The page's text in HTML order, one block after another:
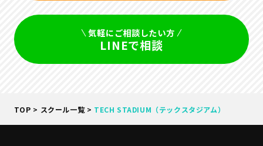
気軽にご相談したい方
LINEで相談
TOP > スクール一覧> TECH STADIUM（テックスタジアム）